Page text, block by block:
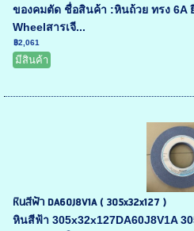
ของคมตัด ชื่อสินค้า :หินถ้วย ทรง 6A
Wheelสารเจี...
฿2,061
มีสินค้า
หินสีฟ้า DA60J8V1A ( 305x32x127 )
หินสีฟ้า 305x32x127DA60J8V1A